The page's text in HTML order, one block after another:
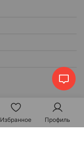
Избранное Профиль